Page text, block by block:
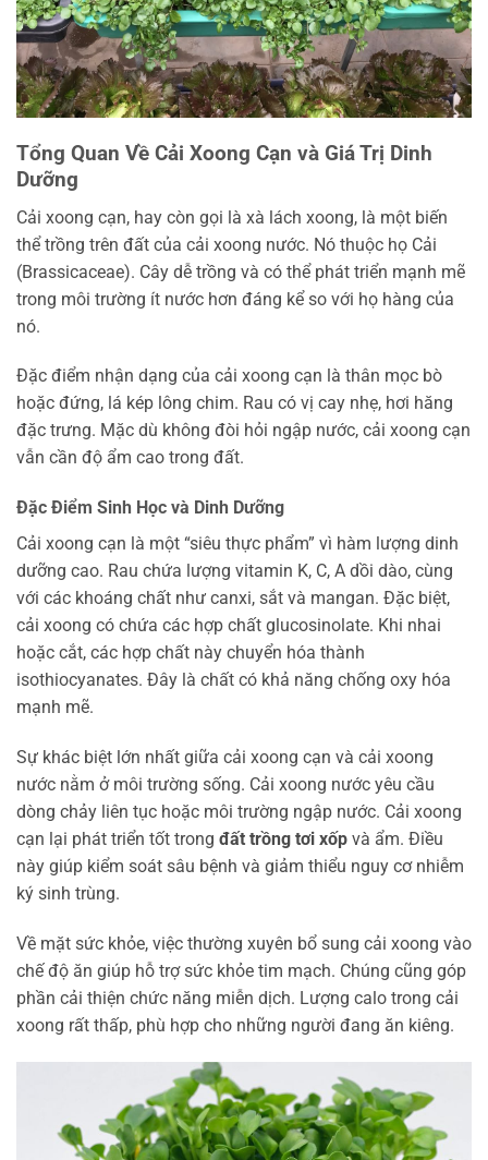
Tổng Quan Về Cải Xoong Cạn và Giá Trị Dinh
Dưỡng
Cải xoong cạn, hay còn gọi là xà lách xoong, là một biến
thể trồng trên đất của cải xoong nước. Nó thuộc họ Cải
(Brassicaceae). Cây dễ trồng và có thể phát triển mạnh mẽ
trong môi trường ít nước hơn đáng kể so với họ hàng của
nó.
Đặc điểm nhận dạng của cải xoong cạn là thân mọc bò
hoặc đứng, lá kép lông chim. Rau có vị cay nhẹ, hơi hăng
đặc trưng. Mặc dù không đòi hỏi ngập nước, cải xoong cạn
vẫn cần độ ẩm cao trong đất.
Đặc Điểm Sinh Học và Dinh Dưỡng
Cải xoong cạn là một “siêu thực phẩm” vì hàm lượng dinh
dưỡng cao. Rau chứa lượng vitamin K, C, A dồi dào, cùng
với các khoáng chất như canxi, sắt và mangan. Đặc biệt,
cải xoong có chứa các hợp chất glucosinolate. Khi nhai
hoặc cắt, các hợp chất này chuyển hóa thành
isothiocyanates. Đây là chất có khả năng chống oxy hóa
mạnh mẽ.
Sự khác biệt lớn nhất giữa cải xoong cạn và cải xoong
nước nằm ở môi trường sống. Cải xoong nước yêu cầu
dòng chảy liên tục hoặc môi trường ngập nước. Cải xoong
cạn lại phát triển tốt trong đất trồng tơi xốp và ẩm. Điều
này giúp kiểm soát sâu bệnh và giảm thiểu nguy cơ nhiễm
ký sinh trùng.
Về mặt sức khỏe, việc thường xuyên bổ sung cải xoong vào
chế độ ăn giúp hỗ trợ sức khỏe tim mạch. Chúng cũng góp
phần cải thiện chức năng miễn dịch. Lượng calo trong cải
xoong rất thấp, phù hợp cho những người đang ăn kiêng.